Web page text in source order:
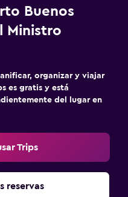
Buenos
Ministro
organizar y viajar
es gratis y está
del lugar en
Trips
reservas